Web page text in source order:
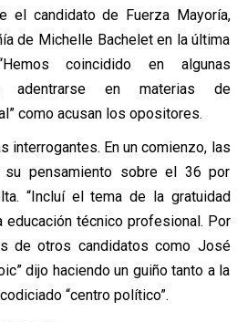
el candidato de Fuerza Mayoría,
de Michelle Bachelet en la última
coincidido en algunas
adentrarse en materias de
como acusan los opositores.
interrogantes. En un comienzo, las
su pensamiento sobre el 36 por
“Incluí el tema de la gratuidad
educación técnico profesional. Por
de otros candidatos como José
dijo haciendo un guiño tanto a la
“centro político”.